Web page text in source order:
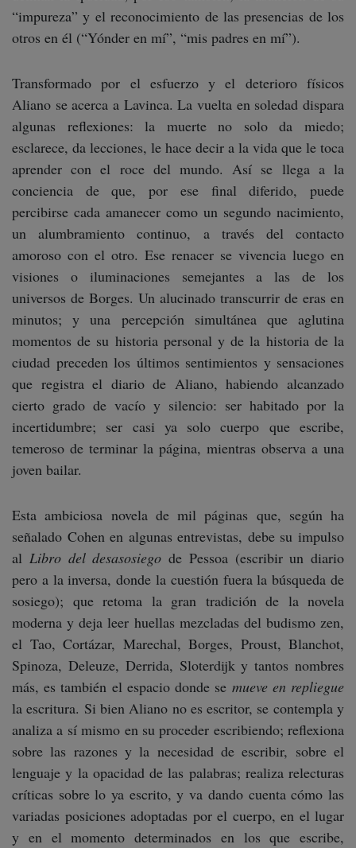
“impureza” y el reconocimiento de las presencias de los
otros en él (“Yónder en mí”, “mis padres en mí”).
Transformado por el esfuerzo y el deterioro físicos
Aliano se acerca a Lavinca. La vuelta en soledad dispara
algunas reflexiones: la muerte no solo da miedo;
esclarece, da lecciones, le hace decir a la vida que le toca
aprender con el roce del mundo. Así se llega a la
conciencia de que, por ese final diferido, puede
percibirse cada amanecer como un segundo nacimiento,
un alumbramiento continuo, a través del contacto
amoroso con el otro. Ese renacer se vivencia luego en
visiones o iluminaciones semejantes a las de los
universos de Borges. Un alucinado transcurrir de eras en
minutos; y una percepción simultánea que aglutina
momentos de su historia personal y de la historia de la
ciudad preceden los últimos sentimientos y sensaciones
que registra el diario de Aliano, habiendo alcanzado
cierto grado de vacío y silencio: ser habitado por la
incertidumbre; ser casi ya solo cuerpo que escribe,
temeroso de terminar la página, mientras observa a una
joven bailar.
Esta ambiciosa novela de mil páginas que, según ha
señalado Cohen en algunas entrevistas, debe su impulso
al Libro del desasosiego de Pessoa (escribir un diario
pero a la inversa, donde la cuestión fuera la búsqueda de
sosiego); que retoma la gran tradición de la novela
moderna y deja leer huellas mezcladas del budismo zen,
el Tao, Cortázar, Marechal, Borges, Proust, Blanchot,
Spinoza, Deleuze, Derrida, Sloterdijk y tantos nombres
más, es también el espacio donde se mueve en repliegue
la escritura. Si bien Aliano no es escritor, se contempla y
analiza a sí mismo en su proceder escribiendo; reflexiona
sobre las razones y la necesidad de escribir, sobre el
lenguaje y la opacidad de las palabras; realiza relecturas
críticas sobre lo ya escrito, y va dando cuenta cómo las
variadas posiciones adoptadas por el cuerpo, en el lugar
y en el momento determinados en los que escribe,